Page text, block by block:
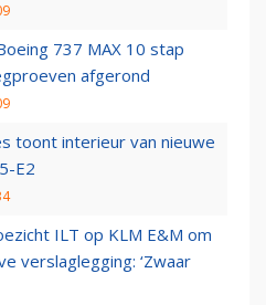
737 MAX 10 stap
afgerond
toont interieur van nieuwe
E2
ILT op KLM E&M om
verslaglegging: ‘Zwaar